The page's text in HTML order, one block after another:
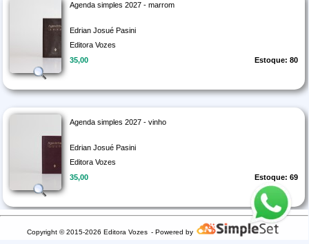
Agenda simples 2027 - marrom
Edrian Josué Pasini
Editora Vozes
35,00
Estoque: 80
Agenda simples 2027 - vinho
Edrian Josué Pasini
Editora Vozes
35,00
Estoque: 69
Copyright © 2015-2026 Editora Vozes - Powered by